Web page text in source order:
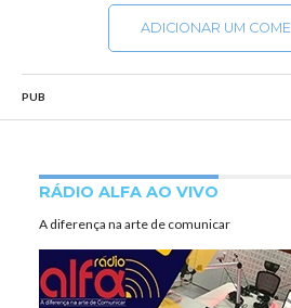
ADICIONAR UM
PUB
RÁDIO ALFA AO VIVO
A diferença na arte de comunicar